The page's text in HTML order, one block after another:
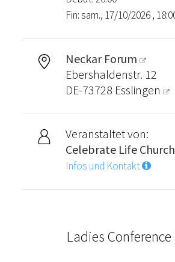
Fin: sam., 17/10/2026 ,
Neckar Forum
Ebershaldenstr. 12
DE-73728 Esslingen
Veranstaltet von:
Celebrate Life Church
Infos und Kontakt
Ladies